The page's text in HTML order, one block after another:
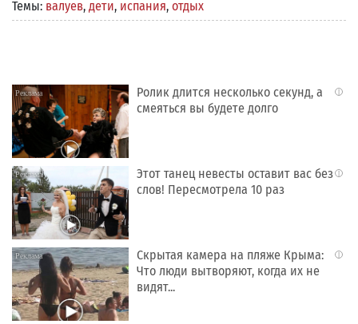
Темы: валуев, дети, испания, отдых
i
Ролик длится несколько секунд, а
смеяться вы будете долго
i
Этот танец невесты оставит вас без
слов! Пересмотрела 10 раз
i
Скрытая камера на пляже Крыма:
Что люди вытворяют, когда их не
видят...